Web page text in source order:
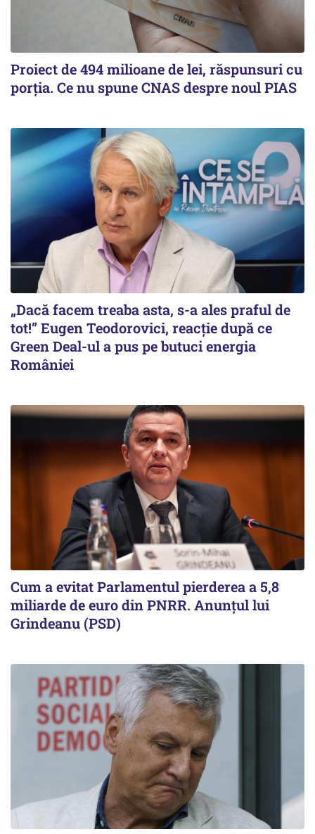
Proiect de 494 milioane de lei, răspunsuri cu
porția. Ce nu spune CNAS despre noul PIAS
„Dacă facem treaba asta, s-a ales praful de
tot!” Eugen Teodorovici, reacție după ce
Green Deal-ul a pus pe butuci energia
României
Cum a evitat Parlamentul pierderea a 5,8
miliarde de euro din PNRR. Anunțul lui
Grindeanu (PSD)